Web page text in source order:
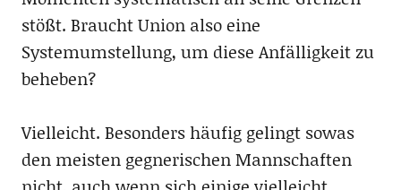
stößt. Braucht Union also eine
Systemumstellung, um diese Anfälligkeit zu
beheben?
Vielleicht. Besonders häufig gelingt sowas
den meisten gegnerischen Mannschaften